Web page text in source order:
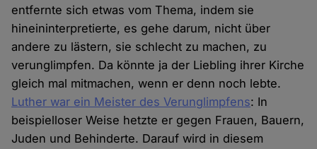
entfernte sich etwas vom Thema, indem sie
hineininterpretierte, es gehe darum, nicht über
andere zu lästern, sie schlecht zu machen, zu
verunglimpfen. Da könnte ja der Liebling ihrer Kirche
gleich mal mitmachen, wenn er denn noch lebte.
Luther war ein Meister des Verunglimpfens: In
beispielloser Weise hetzte er gegen Frauen, Bauern,
Juden und Behinderte. Darauf wird in diesem